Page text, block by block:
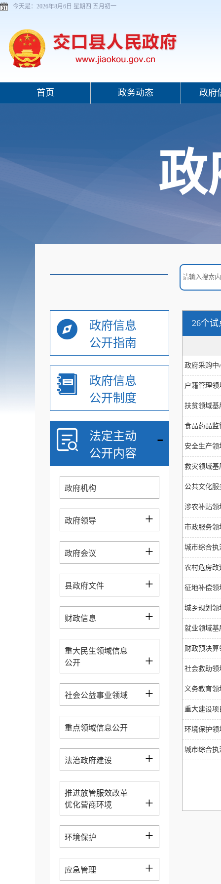
今天是： 2026年8月6日 星期四 五月初一
首页 政务动态 政府
政
政府信息
公开指南
政府信息
公开制度
法定主动
公开内容
-
政府机构
政府领导 +
政府会议 +
县政府文件 +
财政信息 +
重大民生领域信息
公开
+
社会公益事业领域 +
重点领域信息公开
法治政府建设 +
推进放管服效改革
优化营商环境
+
环境保护 +
应急管理 +
26个
政府采购
户籍管理
扶贫领域
食品药品
安全生产
救灾领域
公共文化
涉农补贴
市政服务
城市综合
农村危房
征地补偿
城乡规划
就业领域
财政预决
社会救助
义务教育
重大建设
环境保护
城市综合